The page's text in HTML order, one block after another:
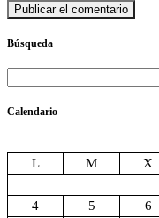
Búsqueda
Calendario
L
M X
4
5 6